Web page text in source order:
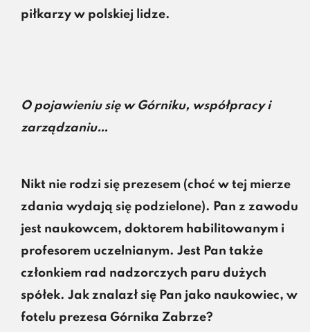
piłkarzy w polskiej lidze.
O pojawieniu się w Górniku, współpracy i
zarządzaniu…
Nikt nie rodzi się prezesem (choć w tej mierze
zdania wydają się podzielone). Pan z zawodu
jest naukowcem, doktorem habilitowanym i
profesorem uczelnianym. Jest Pan także
członkiem rad nadzorczych paru dużych
spółek. Jak znalazł się Pan jako naukowiec, w
fotelu prezesa Górnika Zabrze?